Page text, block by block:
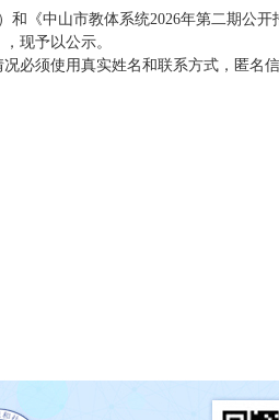
中山市教体系统2026年第二期公
现予以公示。
须使用真实姓名和联系方式，匿名信